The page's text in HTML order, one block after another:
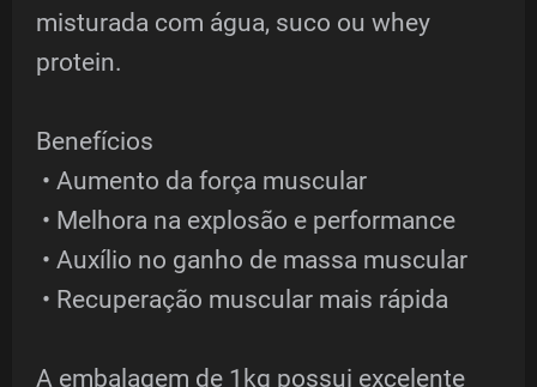
misturada com água, suco ou whey
protein.
Benefícios
• Aumento da força muscular
• Melhora na explosão e performance
• Auxílio no ganho de massa muscular
• Recuperação muscular mais rápida
A embalagem de 1kg possui excelente